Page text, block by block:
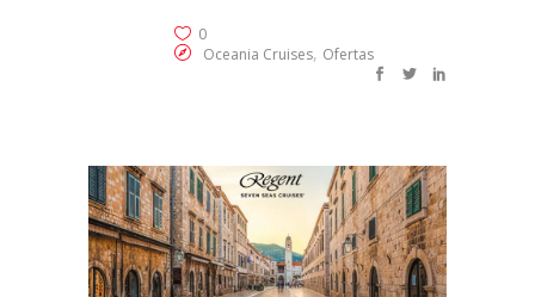
0
Oceania Cruises, Ofertas